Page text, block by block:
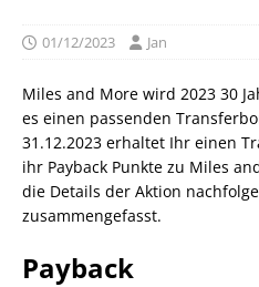
01/12/2023 Jan
Miles and More wird 2023 30
es einen passenden
31.12.2023 erhaltet Ihr einen
ihr Payback Punkte zu Miles
die Details der Aktion
zusammengefasst.
Payback